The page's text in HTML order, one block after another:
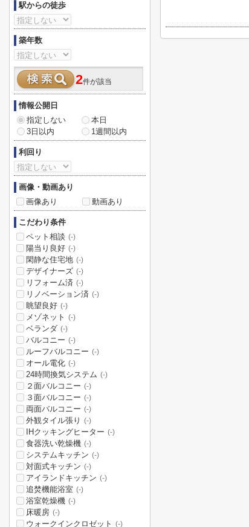
駅からの徒歩
築年数
2件が該当
情報公開日
指定しない
本日
3日以内
1週間以内
利回り
画像・動画あり
画像あり
動画あり
こだわり条件
ペット相談 (-)
陽当り良好 (-)
閑静な住宅地 (-)
デザイナーズ (-)
リフォーム済 (-)
リノベーション済 (-)
眺望良好 (-)
メゾネット (-)
ベランダ (-)
バルコニー (-)
ルーフバルコニー (-)
オール電化 (-)
24時間換気システム (-)
２面バルコニー (-)
３面バルコニー (-)
両面バルコニー (-)
外観タイル張り (-)
IHクッキングヒーター (-)
食器洗い乾燥機 (-)
システムキッチン (-)
対面式キッチン (-)
アイランドキッチン (-)
追焚機能浴室 (-)
浴室乾燥機 (-)
床暖房 (-)
ウォークインクロゼット (-)